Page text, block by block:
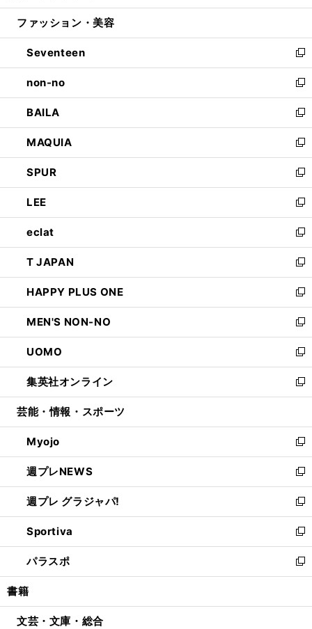
開
ウ
開
く
ン
ウ
で
開
く
ウ
ン
ド
ウ
で
開
く
ファッション・美容
Seventeen
新
し
い
ウ
ィ
ン
ド
ウ
で
開
く
non-no
新
し
い
ウ
ィ
ン
ド
ウ
で
開
く
BAILA
新
し
い
ウ
ィ
ン
ド
ウ
で
開
く
MAQUIA
新
し
い
ウ
ィ
ン
ド
ウ
で
開
く
SPUR
新
し
い
ウ
ィ
ン
ド
ウ
で
開
く
LEE
新
し
い
ウ
ィ
ン
ド
ウ
で
開
く
eclat
新
し
い
ウ
ィ
ン
ド
ウ
で
開
く
T JAPAN
新
し
い
ウ
ィ
ン
ド
ウ
で
開
HAPPY PLUS ONE
新
し
い
ウ
ィ
ン
ド
ウ
開
く
MEN'S NON-NO
新
し
い
ウ
ィ
ン
ウ
で
開
く
UOMO
新
し
い
ウ
ン
ド
ウ
で
開
く
集英社オンライン
新
し
ウ
ィ
ン
ド
ウ
で
開
く
芸能・情報・スポーツ
Myojo
新
し
い
ウ
ィ
ン
ド
ウ
で
開
週プレNEWS
新
し
い
ウ
ィ
ン
ド
ウ
開
週プレ グラジャパ!
新
し
い
ウ
ィ
ン
ウ
Sportiva
新
し
い
ウ
ン
パラスポ
新
し
ウ
書籍
文芸・文庫・総合